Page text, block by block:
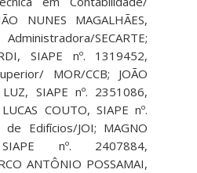
NUNES MAGALHÃES,
SECARTE;
SIAPE nº. 1319452,
MOR/CCB; JOÃO
SIAPE nº. 2351086,
COUTO, SIAPE nº.
Edifícios/JOI; MAGNO
nº. 2407884,
ANTÔNIO POSSAMAI,